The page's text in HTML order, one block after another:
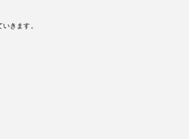
きます。